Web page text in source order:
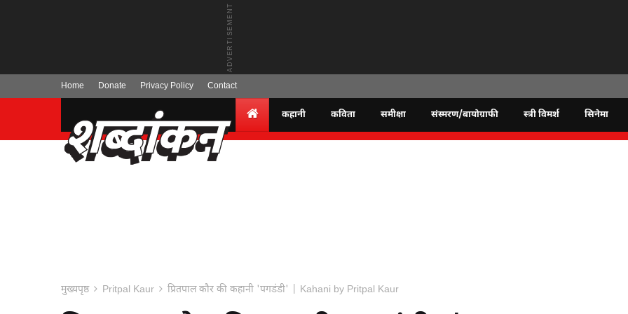
Home Donate Privacy Policy Contact
कहानी कविता समीक्षा संस्मरण/बायोग्राफी स्त्री विमर्श सिनेमा
मुख्यपृष्ठ Pritpal Kaur प्रितपाल कौर की कहानी 'पगडंडी' | Kahani by Pritpal Kaur